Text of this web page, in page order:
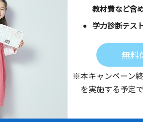
教材費など含め
学力診断テス
無料
※本キャンペーン終
を実施する予定で